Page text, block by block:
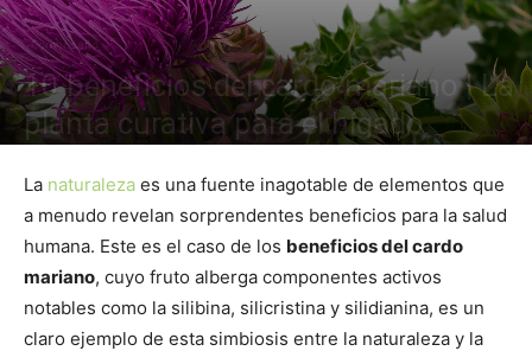
Comer sano
10 beneficios del cardo mariano | La
planta curativa para el hígado
La naturaleza es una fuente inagotable de elementos que
a menudo revelan sorprendentes beneficios para la salud
humana. Este es el caso de los beneficios del cardo
mariano, cuyo fruto alberga componentes activos
notables como la silibina, silicristina y silidianina, es un
claro ejemplo de esta simbiosis entre la naturaleza y la